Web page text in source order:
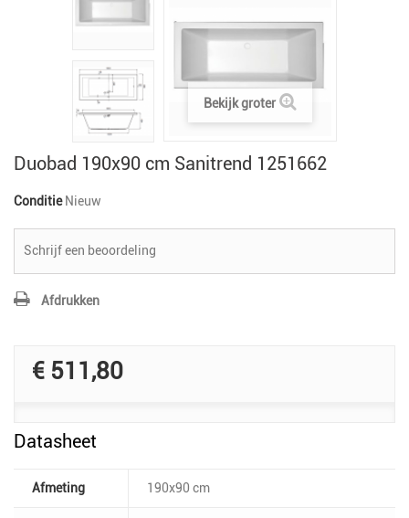
Bekijk groter
Duobad 190x90 cm Sanitrend 1251662
Conditie Nieuw
Schrijf een beoordeling
Afdrukken
€ 511,80
Datasheet
Afmeting 190x90 cm